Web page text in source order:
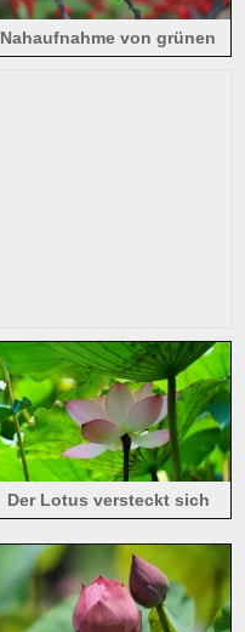
Nahaufnahme von grünen
Der Lotus versteckt sich
mit hellrosa Blütenblättern